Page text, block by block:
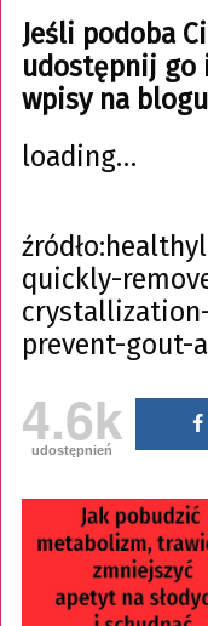
Jeśli podoba
udostępnij go
wpisy na
loading…
quickly-
prevent-
4.6k
udostępnień